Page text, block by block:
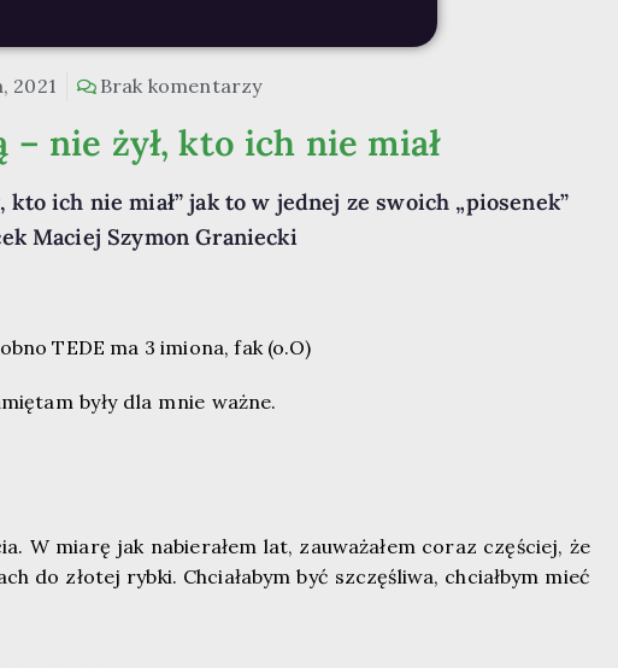
2021 Brak komentarzy
– nie żył, kto ich nie miał
ich nie miał” jak to w jednej ze swoich „piosenek”
Maciej Szymon Graniecki
TEDE ma 3 imiona, fak (o.O)
były dla mnie ważne.
W miarę jak nabierałem lat, zauważałem coraz częściej, że
do złotej rybki. Chciałabym być szczęśliwa, chciałbym mieć